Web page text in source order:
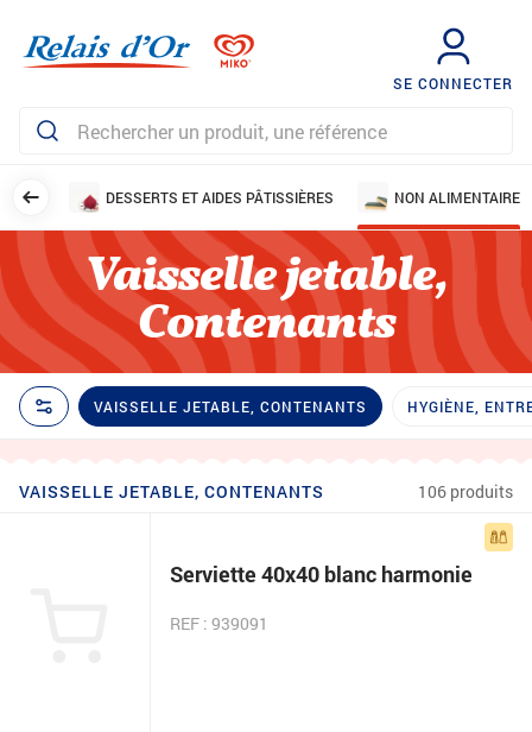
SE CONNECTER
DESSERTS ET AIDES PÂTISSIÈRES NON ALIMENTAIRE
Vaisselle jetable,
Contenants
VAISSELLE JETABLE, CONTENANTS HYGIÈNE,
VAISSELLE JETABLE, CONTENANTS 106 produits
Serviette 40x40 blanc harmonie
REF : 939091